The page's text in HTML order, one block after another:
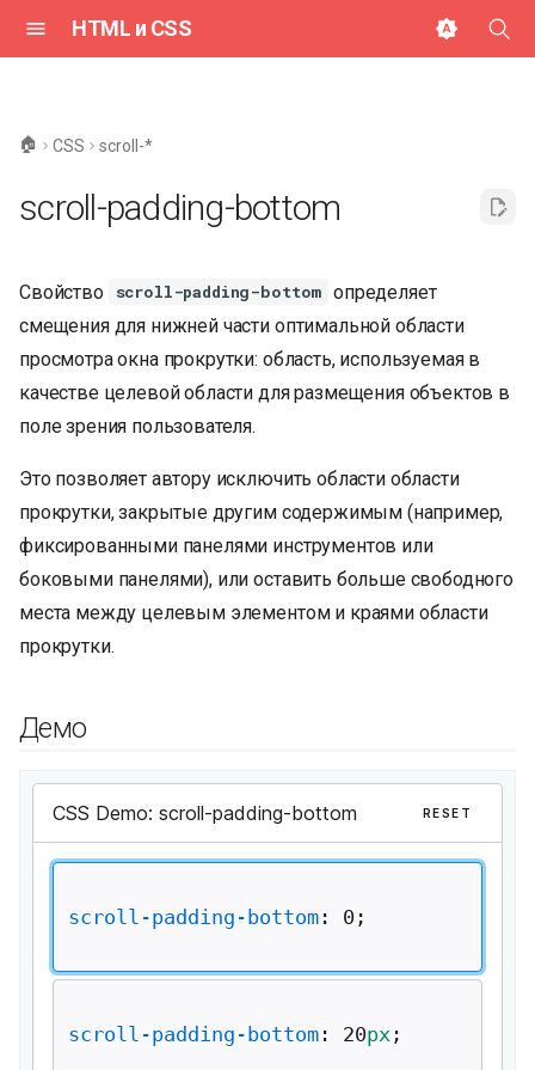
HTML и CSS
ц
а
л
з
ц
и
п
и
🏠 CSS scroll-*
scroll-padding-bottom
Свойство scroll-padding-bottom определяет
смещения для нижней части оптимальной области
просмотра окна прокрутки: область, используемая в
качестве целевой области для размещения объектов в
поле зрения пользователя.
Это позволяет автору исключить области области
прокрутки, закрытые другим содержимым (например,
фиксированными панелями инструментов или
боковыми панелями), или оставить больше свободного
места между целевым элементом и краями области
прокрутки.
Демо